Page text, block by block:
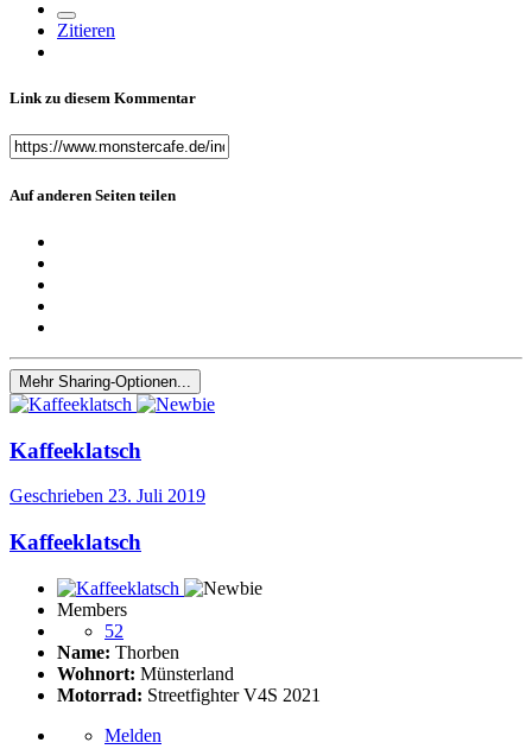
Zitieren
Link zu diesem Kommentar
Auf anderen Seiten teilen
Mehr Sharing-Optionen...
Kaffeeklatsch
Geschrieben 23. Juli 2019
Kaffeeklatsch
Members
52
Name: Thorben
Wohnort: Münsterland
Motorrad: Streetfighter V4S 2021
Melden